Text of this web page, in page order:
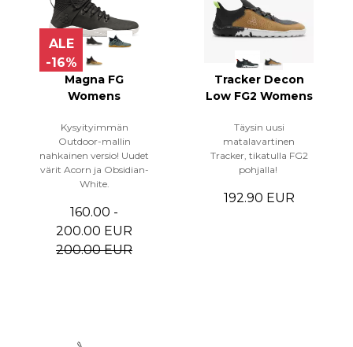
ALE
-16%
Magna FG
Womens
Kysyityimmän
Outdoor-mallin
nahkainen versio! Uudet
värit Acorn ja Obsidian-
White.
160.00 -
200.00 EUR
200.00 EUR
Tracker Decon
Low FG2 Womens
Täysin uusi
matalavartinen
Tracker, tikatulla FG2
pohjalla!
192.90 EUR